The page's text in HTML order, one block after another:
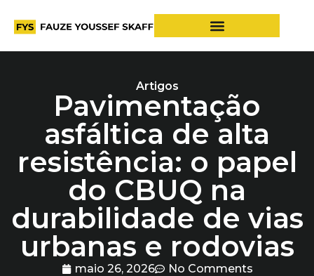
Artigos
Pavimentação
asfáltica de alta
resistência: o papel
do CBUQ na
durabilidade de vias
urbanas e rodovias
maio 26, 2026 No Comments